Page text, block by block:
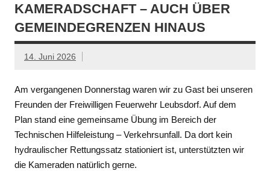
KAMERADSCHAFT – AUCH ÜBER
GEMEINDEGRENZEN HINAUS
14. Juni 2026
Am vergangenen Donnerstag waren wir zu Gast bei unseren
Freunden der Freiwilligen Feuerwehr Leubsdorf. Auf dem
Plan stand eine gemeinsame Übung im Bereich der
Technischen Hilfeleistung – Verkehrsunfall. Da dort kein
hydraulischer Rettungssatz stationiert ist, unterstützten wir
die Kameraden natürlich gerne.